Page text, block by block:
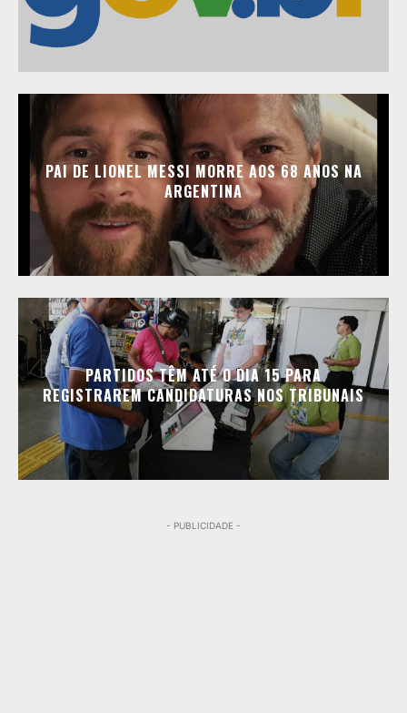
PAI DE LIONEL MESSI MORRE AOS 68 ANOS NA
ARGENTINA
PARTIDOS TÊM ATÉ O DIA 15 PARA
REGISTRAREM CANDIDATURAS NOS TRIBUNAIS
- PUBLICIDADE -